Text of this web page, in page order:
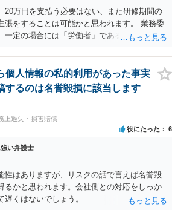
20万円を支払う必要はない、また研修期間の
張をすることは可能かと思われます。 業務委
一定の場合には「労働者」であるとして労働
すなわち、①使用者の指揮監督下において労
こと、②労務に対する対償を支払われる者で
件を満たした場合に認められるとされます。
的事情に照らして総合的に判断されるもので
といえる場合、20万円の違約金を予定する規
反となります。したがって、「労働者」であ
16条を根拠に20万円の支払を拒むことは考え
合も、現実に発生した損害分を別途請求され
また「労働者」であるといえる場合、研修
研修への参加が強制されているのであれば、
できる可能性があります。すなわち、業務と
修について、それが使用者の明示・黙示の指
参加が事実上強制されている場合には、労働
個人情報の私的利用があった事実
するのは名誉毀損に該当します
上過失・損害賠償
役にたった 6
い弁護士
性はありますが、リスクの話で言えば名誉毀
るかと思われます。会社側との対応をしっか
くはないでしょう。